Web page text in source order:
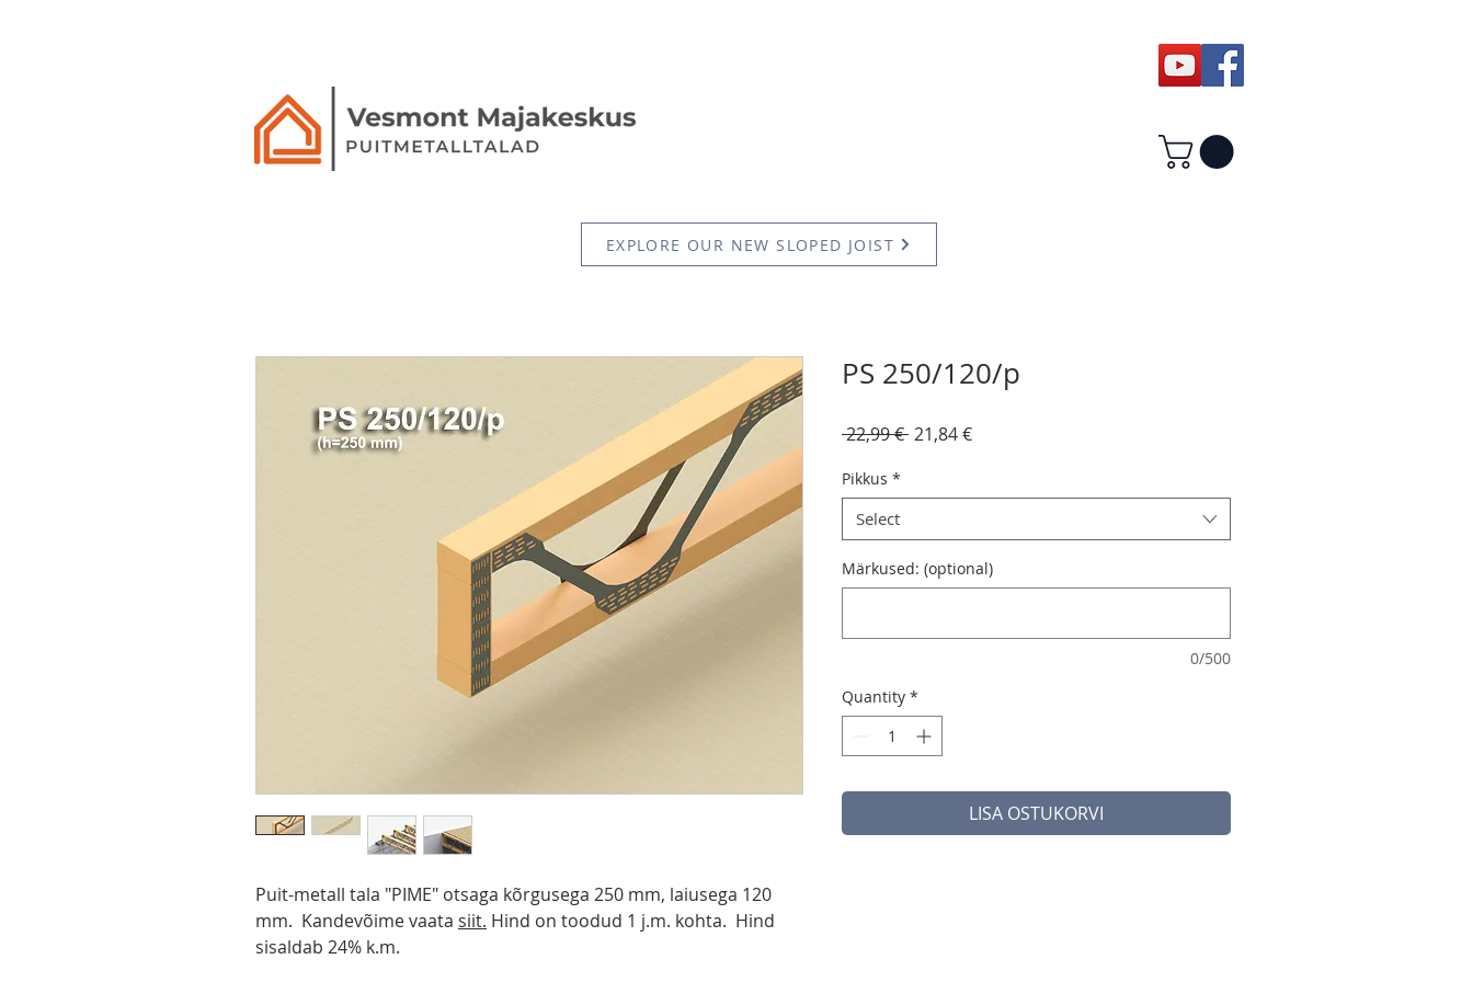
EXPLORE OUR NEW SLOPED JOIST
Puit-metall tala "PIME" otsaga kõrgusega 250 mm, laiusega 120
mm. Kandevõime vaata siit. Hind on toodud 1 j.m. kohta. Hind
sisaldab 24% k.m.
PS 250/120/p
22,99 € Regular
21,84 €Sale
Pikkus *
Select
Märkused: (optional)
0/500
Quantity *
LISA OSTUKORVI